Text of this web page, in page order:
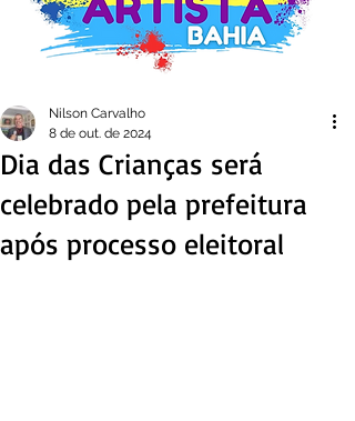
Dia das Crianças será
celebrado pela prefeitura
após processo eleitoral
Nilson Carvalho
8 de out. de 2024